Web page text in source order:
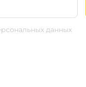
данных